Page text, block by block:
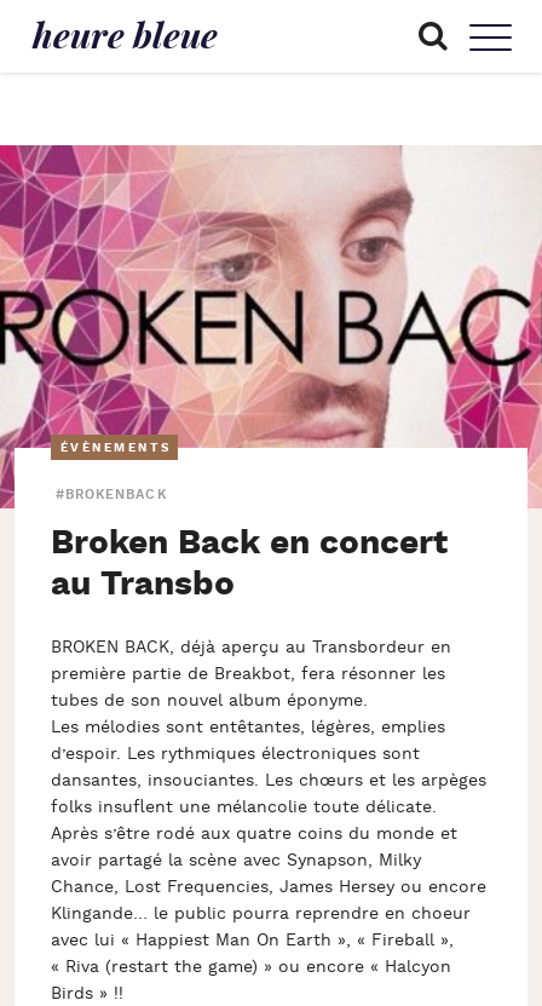
heure bleue
ÉVÈNEMENTS
#BROKENBACK
Broken Back en concert
au Transbo
BROKEN BACK, déjà aperçu au Transbordeur en
première partie de Breakbot, fera résonner les
tubes de son nouvel album éponyme.
Les mélodies sont entêtantes, légères, emplies
d’espoir. Les rythmiques électroniques sont
dansantes, insouciantes. Les chœurs et les arpèges
folks insuflent une mélancolie toute délicate.
Après s’être rodé aux quatre coins du monde et
avoir partagé la scène avec Synapson, Milky
Chance, Lost Frequencies, James Hersey ou encore
Klingande… le public pourra reprendre en choeur
avec lui « Happiest Man On Earth », « Fireball »,
« Riva (restart the game) » ou encore « Halcyon
Birds » !!